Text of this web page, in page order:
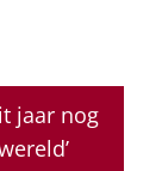
jaar nog